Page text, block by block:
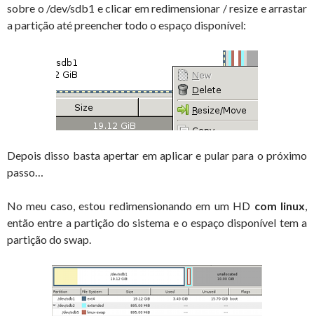
sobre o /dev/sdb1 e clicar em redimensionar / resize e arrastar
a partição até preencher todo o espaço disponível:
Depois disso basta apertar em aplicar e pular para o próximo
passo…
No meu caso, estou redimensionando em um HD com linux
então entre a partição do sistema e o espaço disponível tem a
partição do swap.